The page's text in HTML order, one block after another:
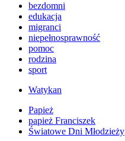
bezdomni
edukacja
migranci
niepełnosprawność
pomoc
rodzina
sport
Watykan
Papież
papież Franciszek
Światowe Dni Młodzieży